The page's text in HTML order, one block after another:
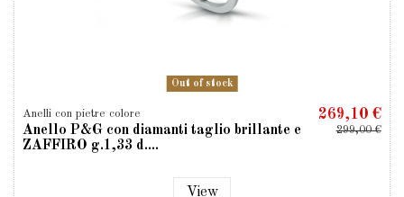
Out of stock
Anelli con pietre colore
Anello P&G con diamanti taglio brillante e
ZAFFIRO g.1,33 d....
269,10 €
299,00 €
View